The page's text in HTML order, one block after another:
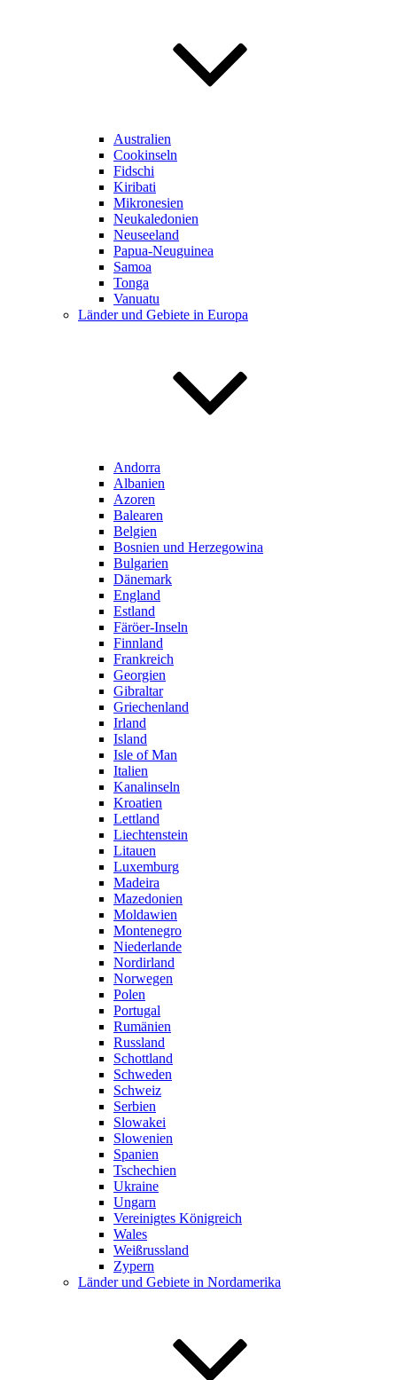
Australien
Cookinseln
Fidschi
Kiribati
Mikronesien
Neukaledonien
Neuseeland
Papua-Neuguinea
Samoa
Tonga
Vanuatu
Länder und Gebiete in Europa
Andorra
Albanien
Azoren
Balearen
Belgien
Bosnien und Herzegowina
Bulgarien
Dänemark
England
Estland
Färöer-Inseln
Finnland
Frankreich
Georgien
Gibraltar
Griechenland
Irland
Island
Isle of Man
Italien
Kanalinseln
Kroatien
Lettland
Liechtenstein
Litauen
Luxemburg
Madeira
Mazedonien
Moldawien
Montenegro
Niederlande
Nordirland
Norwegen
Polen
Portugal
Rumänien
Russland
Schottland
Schweden
Schweiz
Serbien
Slowakei
Slowenien
Spanien
Tschechien
Ukraine
Ungarn
Vereinigtes Königreich
Wales
Weißrussland
Zypern
Länder und Gebiete in Nordamerika